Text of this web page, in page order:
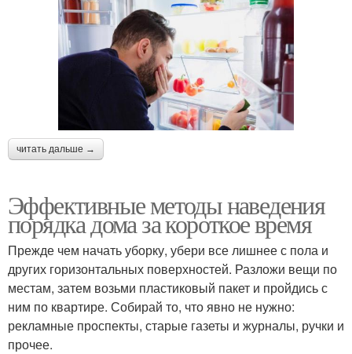
читать дальше →
Эффективные методы наведения
порядка дома за короткое время
Прежде чем начать уборку, убери все лишнее с пола и
других горизонтальных поверхностей. Разложи вещи по
местам, затем возьми пластиковый пакет и пройдись с
ним по квартире. Собирай то, что явно не нужно:
рекламные проспекты, старые газеты и журналы, ручки и
прочее.